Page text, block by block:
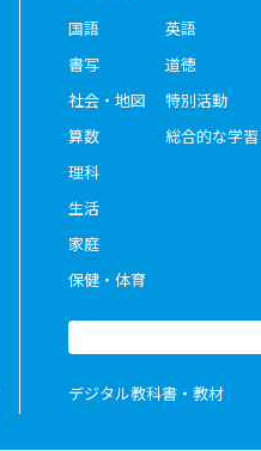
国語
書写
社会・地図
算数
理科
生活
家庭
保健・体育
英語
道徳
特別活動
総合的な学習
デジタル教科書・教材